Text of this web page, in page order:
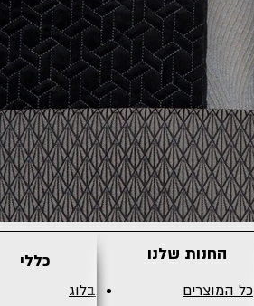
כל המוצרים
החנות שלנו
בלוג
כללי